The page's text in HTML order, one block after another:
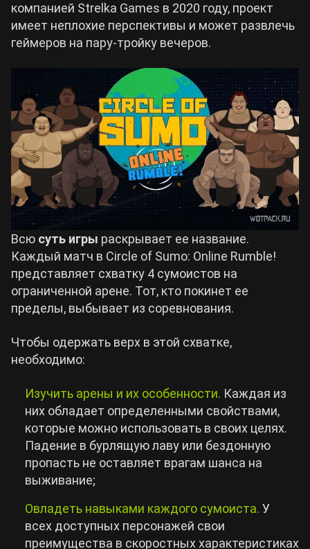
компанией Strelka Games в 2020 году, проект
имеет неплохие перспективы и может развлечь
геймеров на пару-тройку вечеров.
Всю суть игры раскрывает ее название.
Каждый матч в Circle of Sumo: Online Rumble!
представляет схватку 4 сумоистов на
ограниченной арене. Тот, кто покинет ее
пределы, выбывает из соревнования.
Чтобы одержать верх в этой схватке,
необходимо:
Изучить арены и их особенности. Каждая из
них обладает определенными свойствами,
которые можно использовать в своих целях.
Падение в бурлящую лаву или бездонную
пропасть не оставляет врагам шанса на
выживание;
Овладеть навыками каждого сумоиста. У
всех доступных персонажей свои
преимущества в скоростных характеристиках